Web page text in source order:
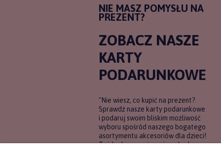
NIE MASZ POMYSŁU NA
PREZENT?
ZOBACZ NASZE
KARTY
PODARUNKOWE
"Nie wiesz, co kupić na prezent?
Sprawdź nasze karty podarunkowe
i podaruj swoim bliskim możliwość
wyboru spośród naszego bogatego
asortymentu akcesoriów dla dzieci!
To idealne rozwiązanie, gdy chcesz